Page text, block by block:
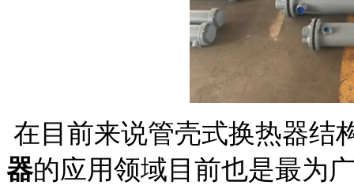
在目前来说管壳式换热器结
器的应用领域目前也是最为